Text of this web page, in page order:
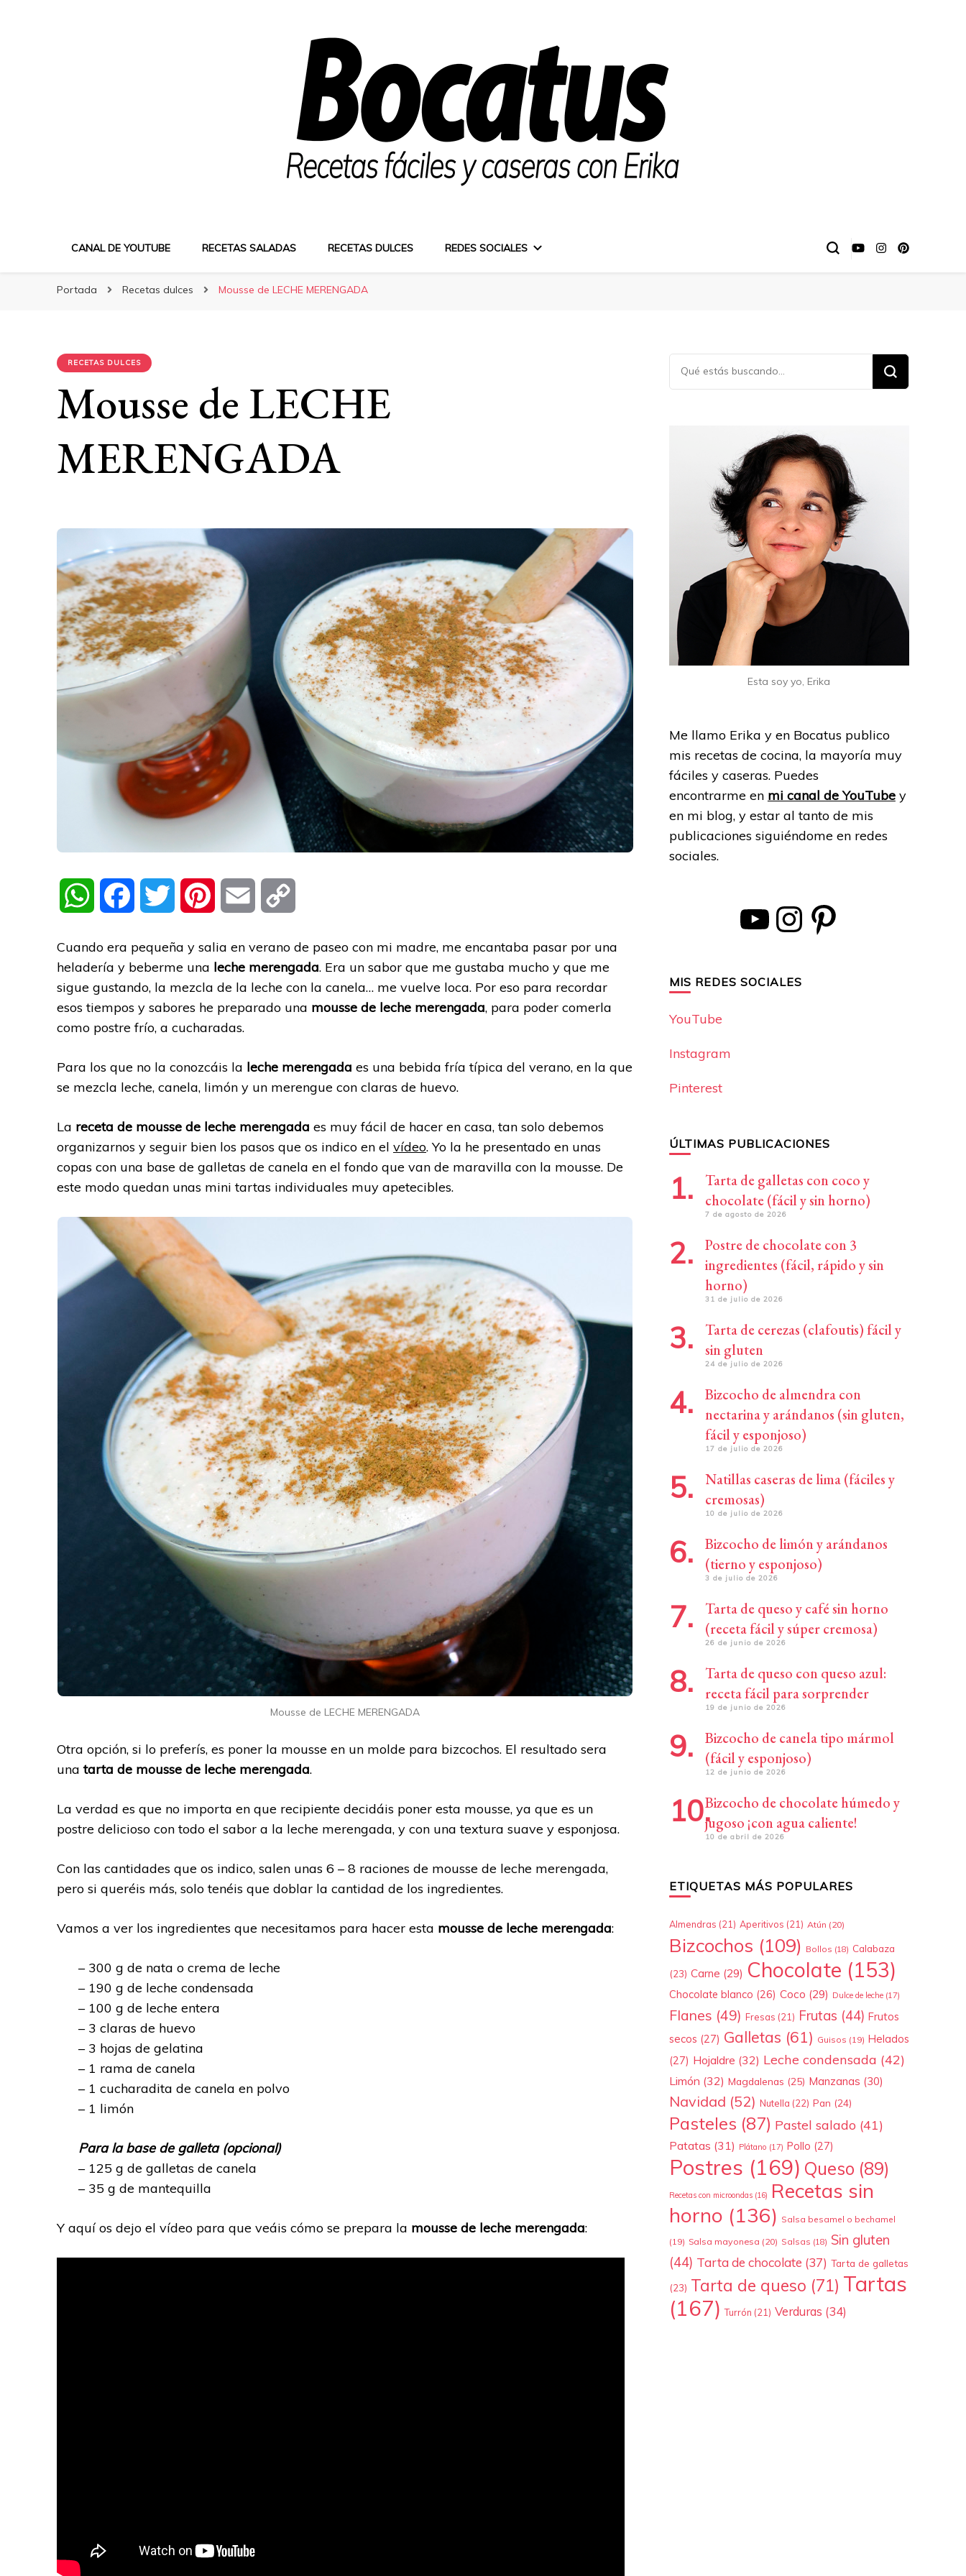
CANAL DE YOUTUBE RECETAS SALADAS RECETAS DULCES REDES SOCIALES
Portada Recetas dulces Mousse de LECHE MERENGADA
RECETAS DULCES
Mousse de LECHE
MERENGADA
WhatsAppFacebook Twitter Pinterest Email
Cuando era pequeña y salia en verano de paseo con mi madre, me encantaba pasar por una
heladería y beberme una leche merengada. Era un sabor que me gustaba mucho y que me
sigue gustando, la mezcla de la leche con la canela… me vuelve loca. Por eso para recordar
esos tiempos y sabores he preparado una mousse de leche merengada, para poder comerla
como postre frío, a cucharadas.
Para los que no la conozcáis la leche merengada es una bebida fría típica del verano, en la que
se mezcla leche, canela, limón y un merengue con claras de huevo.
La receta de mousse de leche merengada es muy fácil de hacer en casa, tan solo debemos
organizarnos y seguir bien los pasos que os indico en el vídeo. Yo la he presentado en unas
copas con una base de galletas de canela en el fondo que van de maravilla con la mousse. De
este modo quedan unas mini tartas individuales muy apetecibles.
Mousse de LECHE MERENGADA
Otra opción, si lo preferís, es poner la mousse en un molde para bizcochos. El resultado sera
unatarta de mousse de leche merengada.
La verdad es que no importa en que recipiente decidáis poner esta mousse, ya que es un
postre delicioso con todo el sabor a la leche merengada, y con una textura suave y esponjosa.
Con las cantidades que os indico, salen unas 6 – 8 raciones de mousse de leche merengada,
pero si queréis más, solo tenéis que doblar la cantidad de los ingredientes.
Vamos a ver los ingredientes que necesitamos para hacer esta mousse de leche merengada:
– 300 g de nata o crema de leche
– 190 g de leche condensada
– 100 g de leche entera
– 3 claras de huevo
– 3 hojas de gelatina
– 1 rama de canela
– 1 cucharadita de canela en polvo
– 1 limón
Para la base de galleta (opcional)
– 125 g de galletas de canela
– 35 g de mantequilla
Y aquí os dejo el vídeo para que veáis cómo se prepara la mousse de leche merengada:
¿Buscas
algo?
Esta soy yo, Erika
Me llamo Erika y en Bocatus publico
mis recetas de cocina, la mayoría muy
fáciles y caseras. Puedes
encontrarme en mi canal de YouTubey
en mi blog, y estar al tanto de mis
publicaciones siguiéndome en redes
sociales.
YouTube Instagram Pinterest
MIS REDES SOCIALES
YouTube
Instagram
Pinterest
ÚLTIMAS PUBLICACIONES
Tarta de galletas con coco y
chocolate (fácil y sin horno)
7 de agosto de 2026
Postre de chocolate con 3
ingredientes (fácil, rápido y sin
horno)
31 de julio de 2026
Tarta de cerezas (clafoutis) fácil y
sin gluten
24 de julio de 2026
Bizcocho de almendra con
nectarina y arándanos (sin gluten,
fácil y esponjoso)
17 de julio de 2026
Natillas caseras de lima (fáciles y
cremosas)
10 de julio de 2026
Bizcocho de limón y arándanos
(tierno y esponjoso)
3 de julio de 2026
Tarta de queso y café sin horno
(receta fácil y súper cremosa)
26 de junio de 2026
Tarta de queso con queso azul:
receta fácil para sorprender
19 de junio de 2026
Bizcocho de canela tipo mármol
(fácil y esponjoso)
12 de junio de 2026
Bizcocho de chocolate húmedo y
jugoso ¡con agua caliente!
10 de abril de 2026
ETIQUETAS MÁS POPULARES
Almendras (21) Aperitivos (21) Atún (20)
Bizcochos (109) Bollos (18) Calabaza
(23) Carne (29) Chocolate (153)
Chocolate blanco (26) Coco (29) Dulce de leche(17)
Flanes (49) Fresas (21) Frutas (44) Frutos
secos (27) Galletas (61) Guisos (19) Helados
(27) Hojaldre (32) Leche condensada (42)
Limón (32) Magdalenas (25) Manzanas (30)
Navidad (52) Nutella (22) Pan (24)
Pasteles (87) Pastel salado (41)
Patatas (31) Plátano (17) Pollo (27)
Postres (169) Queso (89)
Recetas con microondas(16) Recetas sin
horno (136) Salsa besamel o bechamel
(19) Salsa mayonesa (20) Salsas (18) Sin gluten
(44) Tarta de chocolate (37) Tarta de galletas
(23) Tarta de queso (71) Tartas
(167) Turrón (21) Verduras (34)